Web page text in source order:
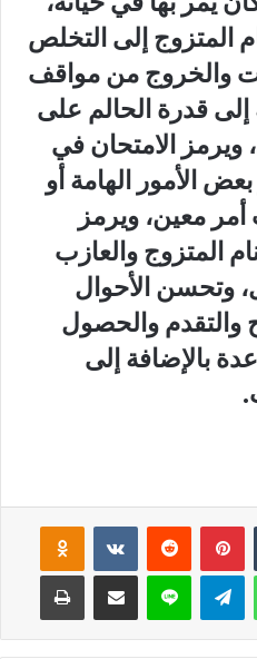
المتزوج إلى التخلص
والخروج من مواقف
قدرة الحالم على
ويرمز الامتحان في
الأمور الهامة أو
معين، ويرمز
المتزوج والعازب
وتحسن الأحوال
والتقدم والحصول
بالإضافة إلى
بينتيريست
واتساب لاين